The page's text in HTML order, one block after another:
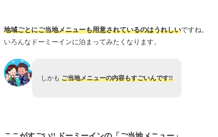
地域ごとにご当地メニューも用意されているのはうれしいですね。
いろんなドーミーインに泊まってみたくなります。
しかも ご当地メニューの内容もすごいんです!!